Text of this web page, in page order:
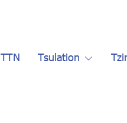
TTN Tsulation